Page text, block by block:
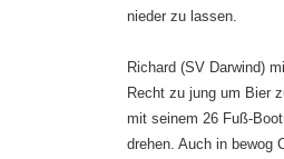
nieder zu lassen.
Richard (SV Darwind)
Recht zu jung um Bier
mit seinem 26 Fuß-
drehen. Auch in bewog